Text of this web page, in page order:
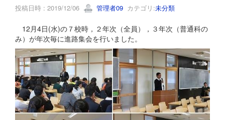
投稿日時 : 2019/12/06 管理者09 カテゴリ:未分類
12月4日(水)の７校時，２年次（全員），３年次（普通科の
み）が年次毎に進路集会を行いました。